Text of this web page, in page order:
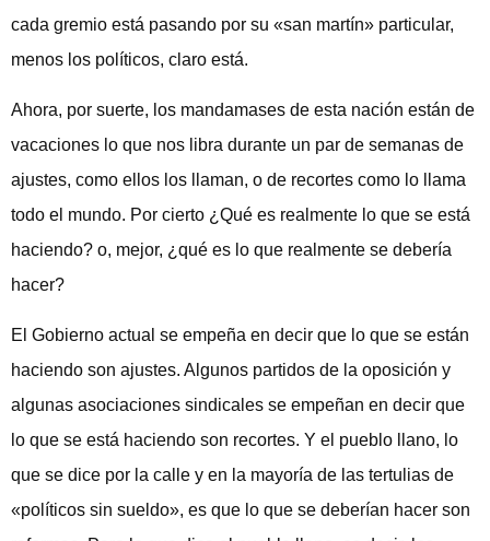
cada gremio está pasando por su «san martín» particular,
menos los políticos, claro está.
Ahora, por suerte, los mandamases de esta nación están de
vacaciones lo que nos libra durante un par de semanas de
ajustes, como ellos los llaman, o de recortes como lo llama
todo el mundo. Por cierto ¿Qué es realmente lo que se está
haciendo? o, mejor, ¿qué es lo que realmente se debería
hacer?
El Gobierno actual se empeña en decir que lo que se están
haciendo son ajustes. Algunos partidos de la oposición y
algunas asociaciones sindicales se empeñan en decir que
lo que se está haciendo son recortes. Y el pueblo llano, lo
que se dice por la calle y en la mayoría de las tertulias de
«políticos sin sueldo», es que lo que se deberían hacer son